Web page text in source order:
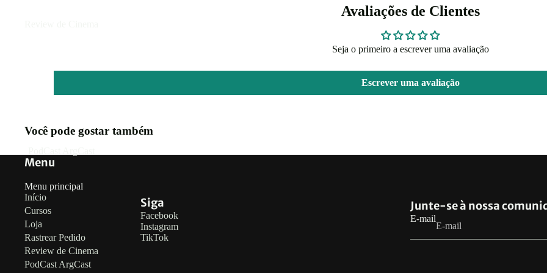
Avaliações de Clientes
Seja o primeiro a escrever uma avaliação
Escrever uma avaliação
Você pode gostar também
Menu
Menu principal
Início
Cursos
Loja
Rastrear Pedido
Review de Cinema
PodCast ArgCast
Siga
Facebook
Instagram
TikTok
Junte-se à nossa
E-mail
Política de privacidade